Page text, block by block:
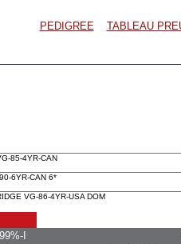
PEDIGREE TABLEAU
85-4YR-CAN
6YR-CAN 6*
VG-86-4YR-USA DOM
I